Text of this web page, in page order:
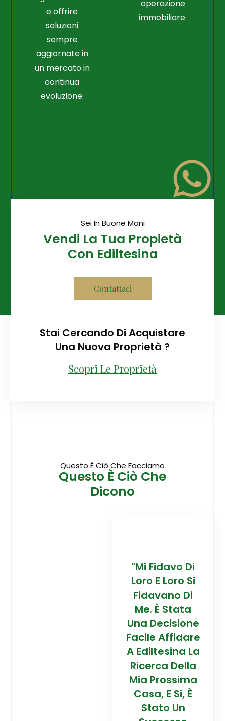
e offrire
soluzioni
sempre
aggiornate in
un mercato in
continua
evoluzione.
operazione
immobiliare.
Sei In Buone Mani
Vendi La Tua Propietà
Con Ediltesina
Contattaci
Stai Cercando Di Acquistare
Una Nuova Proprietà ?
Scopri Le Proprietà
Questo È Ciò Che Facciamo
Questo È Ciò Che
Dicono
"Mi Fidavo Di
Loro E Loro Si
Fidavano Di
Me. È Stata
Una Decisione
Facile Affidare
A Ediltesina La
Ricerca Della
Mia Prossima
Casa, E Si, È
Stato Un